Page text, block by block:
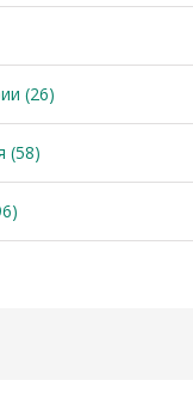
(26)
(58)